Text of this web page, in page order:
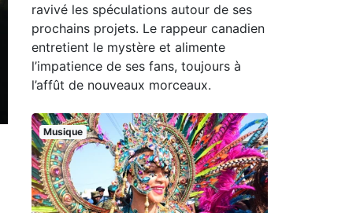
ravivé les spéculations autour de ses
prochains projets. Le rappeur canadien
entretient le mystère et alimente
l’impatience de ses fans, toujours à
l’affût de nouveaux morceaux.
Musique